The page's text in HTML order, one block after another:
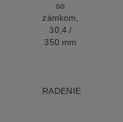
so
zámkom,
30,4 /
350 mm
RADENIE